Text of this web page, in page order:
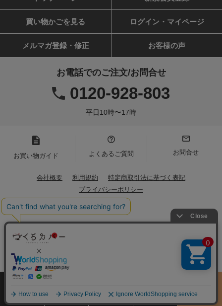
買い物かごを見る ログイン・マイページ
メルマガ登録・修正 お客様の声
お電話でのご注文/お問合せ
0120-928-803
平日10時〜17時
お買い物ガイド よくあるご質問 お問合せ
会社概要 利用規約
特定商取引法に基づく表記
プライバシーポリシー
Copyright(C)2021 Iwamoto Senni. All Rights Reserved.
商品をさがす
サイズ
お買物ガイド カート